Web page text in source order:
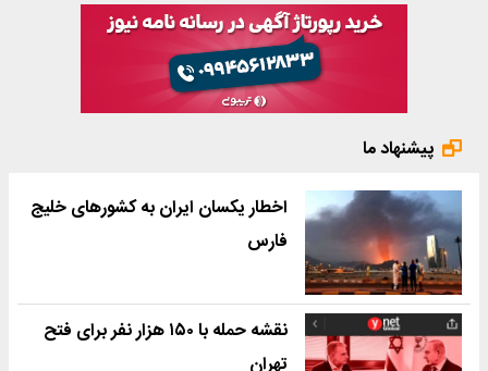
پیشنهاد ما
اخطار یکسان ایران به کشورهای خلیج
فارس
نقشه حمله با ۱۵۰ هزار نفر برای فتح